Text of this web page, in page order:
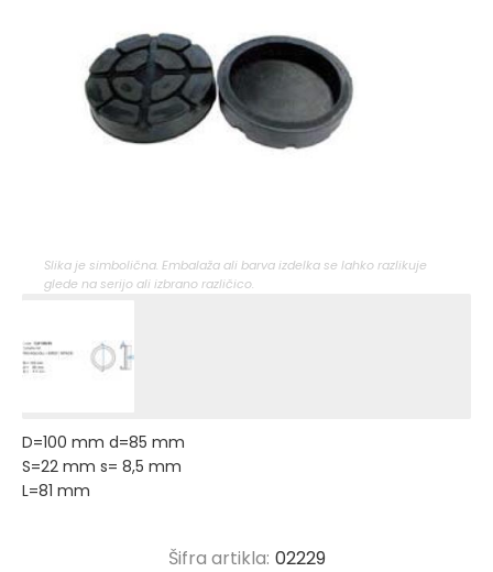
Slika je simbolična. Embalaža ali barva izdelka se lahko razlikuje
glede na serijo ali izbrano različico.
D=100 mm d=85 mm
S=22 mm s= 8,5 mm
L=81 mm
Šifra artikla: 02229